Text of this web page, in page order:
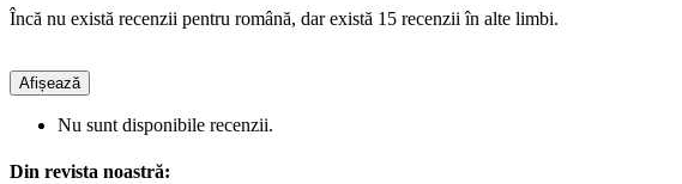
Încă nu există recenzii pentru română, dar există 15 recenzii în alte limbi.
Afișează
Nu sunt disponibile recenzii.
Din revista noastră: